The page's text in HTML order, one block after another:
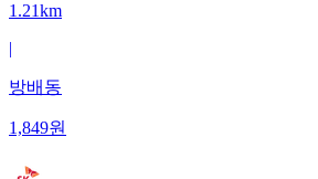
1.21km
|
방배동
1,849원